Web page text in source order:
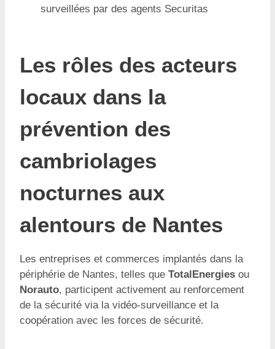
surveillées par des agents Securitas
Les rôles des acteurs
locaux dans la
prévention des
cambriolages
nocturnes aux
alentours de Nantes
Les entreprises et commerces implantés dans la
périphérie de Nantes, telles que TotalEnergies ou
Norauto, participent activement au renforcement
de la sécurité via la vidéo-surveillance et la
coopération avec les forces de sécurité.